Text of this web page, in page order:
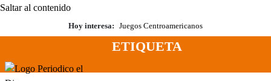
Saltar al contenido
Hoy interesa: Juegos Centroamericanos
Menú
ETIQUETA